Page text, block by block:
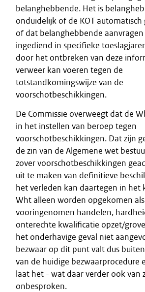
belanghebbende. Het is
onduidelijk of de KOT automatisch
of dat belanghebbende aanvragen
ingediend in specifieke
door het ontbreken van deze
verweer kan voeren tegen de
totstandkomingswijze van de
voorschotbeschikkingen.
De Commissie overweegt dat de
in het instellen van beroep tegen
voorschotbeschikkingen. Dat zijn
de zin van de Algemene wet
zover voorschotbeschikkingen
uit te maken van definitieve
het verleden kan daartegen in het
Wht alleen worden opgekomen
vooringenomen handelen,
onterechte kwalificatie opzet/
het onderhavige geval niet
bezwaar op dit punt valt dus
van de huidige bezwaarprocedure
laat het - wat daar verder ook van
onbesproken.